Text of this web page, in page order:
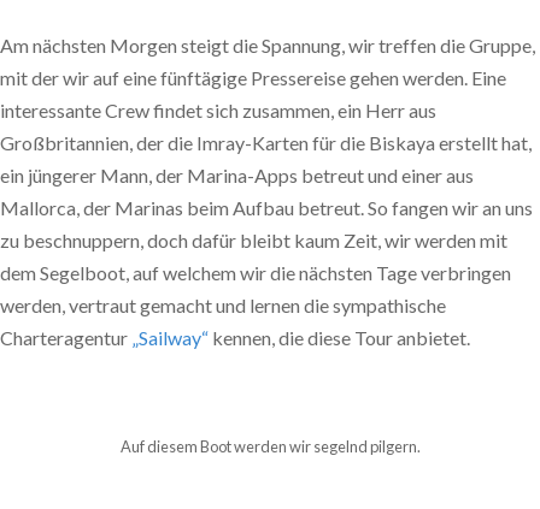
Am nächsten Morgen steigt die Spannung, wir treffen die Gruppe,
mit der wir auf eine fünftägige Pressereise gehen werden. Eine
interessante Crew findet sich zusammen, ein Herr aus
Großbritannien, der die Imray-Karten für die Biskaya erstellt hat,
ein jüngerer Mann, der Marina-Apps betreut und einer aus
Mallorca, der Marinas beim Aufbau betreut. So fangen wir an uns
zu beschnuppern, doch dafür bleibt kaum Zeit, wir werden mit
dem Segelboot, auf welchem wir die nächsten Tage verbringen
werden, vertraut gemacht und lernen die sympathische
Charteragentur „Sailway“ kennen, die diese Tour anbietet.
Auf diesem Boot werden wir segelnd pilgern.